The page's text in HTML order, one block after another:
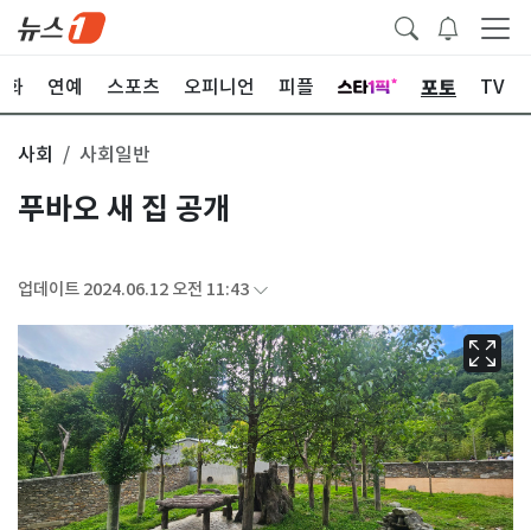
화 연예 스포츠 오피니언 피플 포토 TV
사회 사회일반
푸바오 새 집 공개
업데이트 2024.06.12 오전 11:43